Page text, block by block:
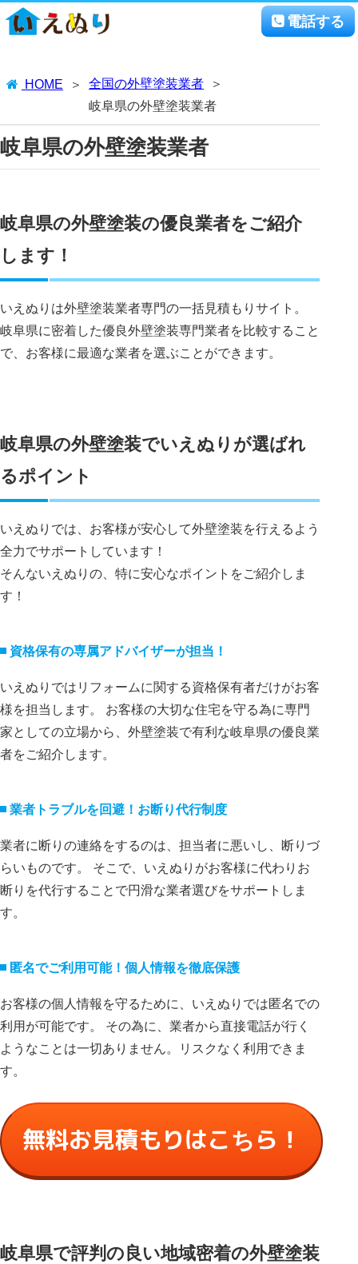
電話する
HOME
全国の外壁塗装業者
岐阜県の外壁塗装業者
岐阜県の外壁塗装業者
岐阜県の外壁塗装の優良業者をご紹介
します！
いえぬりは外壁塗装業者専門の一括見積もりサイト。
岐阜県に密着した優良外壁塗装専門業者を比較すること
で、お客様に最適な業者を選ぶことができます。
岐阜県の外壁塗装でいえぬりが選ばれ
るポイント
いえぬりでは、お客様が安心して外壁塗装を行えるよう
全力でサポートしています！
そんないえぬりの、特に安心なポイントをご紹介しま
す！
資格保有の専属アドバイザーが担当！
いえぬりではリフォームに関する資格保有者だけがお客
様を担当します。 お客様の大切な住宅を守る為に専門
家としての立場から、外壁塗装で有利な岐阜県の優良業
者をご紹介します。
業者トラブルを回避！お断り代⾏制度
業者に断りの連絡をするのは、担当者に悪いし、断りづ
らいものです。 そこで、いえぬりがお客様に代わりお
断りを代⾏することで円滑な業者選びをサポートしま
す。
匿名でご利⽤可能！個⼈情報を徹底保護
お客様の個⼈情報を守るために、いえぬりでは匿名での
利⽤が可能です。 その為に、業者から直接電話が⾏く
ようなことは⼀切ありません。リスクなく利⽤できま
す。
無料お見積もりはこちら！
岐阜県で評判の良い地域密着の外壁塗装